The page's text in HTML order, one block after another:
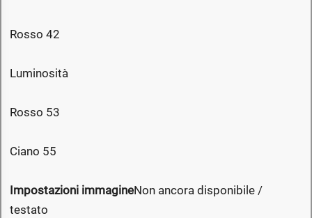
Rosso 42
Luminosità
Rosso 53
Ciano 55
Impostazioni immagineNon ancora disponibile /
testato